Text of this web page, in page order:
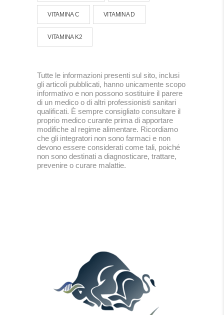
VITAMINA C VITAMINA D
VITAMINA K2
Tutte le informazioni presenti sul sito, inclusi
gli articoli pubblicati, hanno unicamente scopo
informativo e non possono sostituire il parere
di un medico o di altri professionisti sanitari
qualificati. È sempre consigliato consultare il
proprio medico curante prima di apportare
modifiche al regime alimentare. Ricordiamo
che gli integratori non sono farmaci e non
devono essere considerati come tali, poiché
non sono destinati a diagnosticare, trattare,
prevenire o curare malattie.